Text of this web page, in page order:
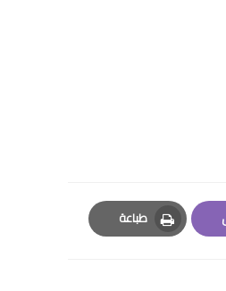
طباعة
Print